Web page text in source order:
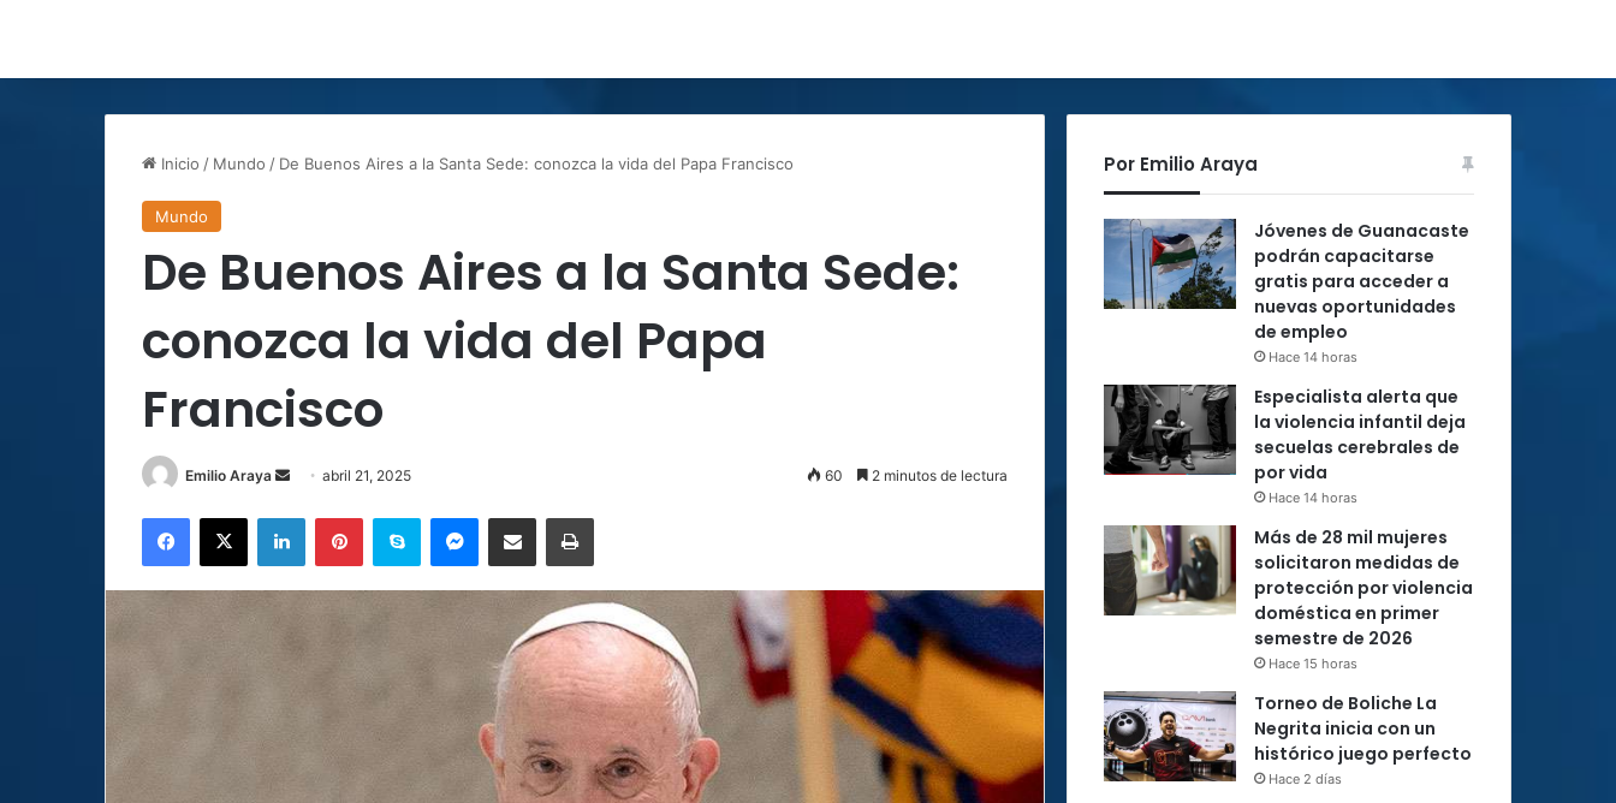
Inicio / Mundo / De Buenos Aires a la Santa Sede: conozca la vida del Papa Francisco
Mundo
De Buenos Aires a la Santa Sede:
conozca la vida del Papa
Francisco
Emilio Araya
Sendabril 21, 2025 60 2 minutos de lectura
Facebook
X LinkedInPinterestSkype MessengerCompartir por correo electrónicoImprimir
Por Emilio Araya
Jóvenes de Guanacaste
podrán capacitarse
gratis para acceder a
nuevas oportunidades
de empleo
Hace 14 horas
Especialista alerta que
la violencia infantil deja
secuelas cerebrales de
por vida
Hace 14 horas
Más de 28 mil mujeres
solicitaron medidas de
protección por violencia
doméstica en primer
semestre de 2026
Hace 15 horas
Torneo de Boliche La
Negrita inicia con un
histórico juego perfecto
Hace 2 días